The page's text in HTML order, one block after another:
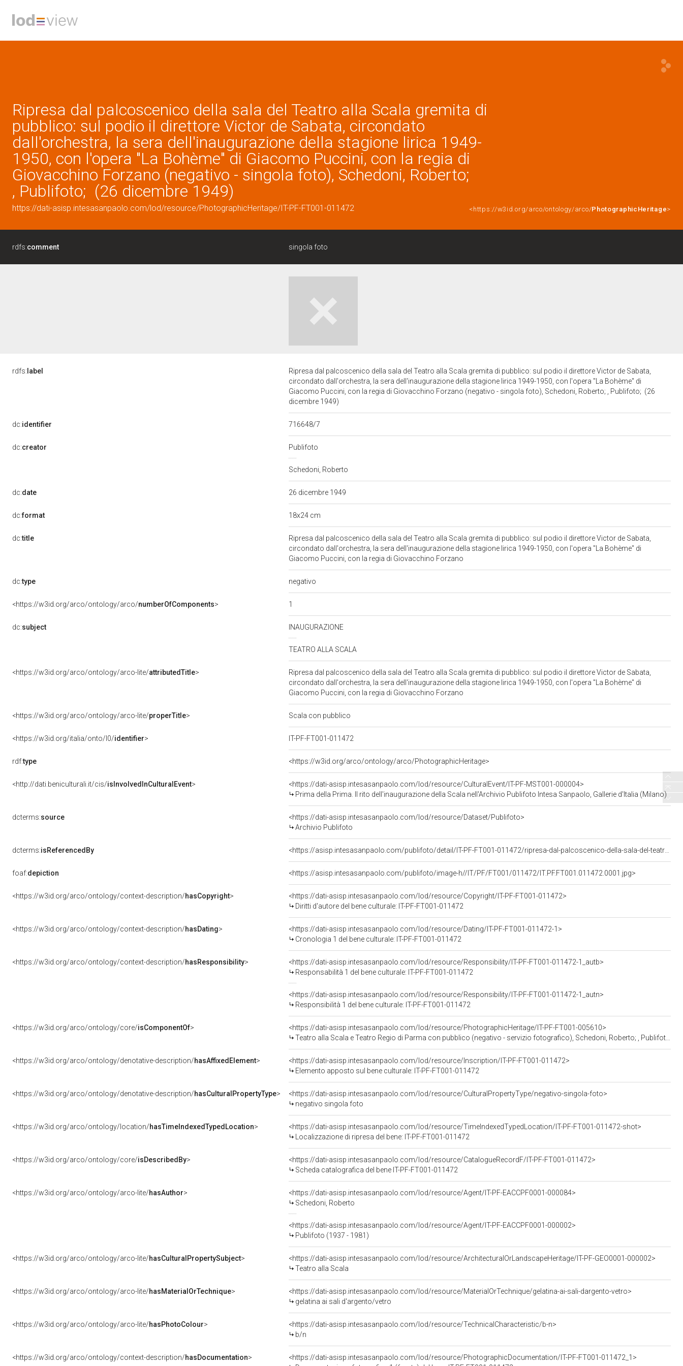
Ripresa dal palcoscenico della sala del Teatro alla Scala gremita di
pubblico: sul podio il direttore Victor de Sabata, circondato
dall'orchestra, la sera dell'inaugurazione della stagione lirica 1949-
1950, con l'opera "La Bohème" di Giacomo Puccini, con la regia di
Giovacchino Forzano (negativo - singola foto), Schedoni, Roberto;
, Publifoto; (26 dicembre 1949)
https://dati-asisp.intesasanpaolo.com/lod/resource/PhotographicHeritage/IT-PF-FT001-011472 <https://w3id.org/arco/ontology/arco/PhotographicHeritage>
rdfs:comment singola foto
rdfs: label
Ripresa dal palcoscenico della sala del Teatro alla Scala gremita di pubblico: sul podio il direttore Victor de Sabata,
circondato dall'orchestra, la sera dell'inaugurazione della stagione lirica 1949-1950, con l'opera "La Bohème" di
Giacomo Puccini, con la regia di Giovacchino Forzano (negativo - singola foto), Schedoni, Roberto; , Publifoto; (26
dicembre 1949)
dc:identifier 716648/7
dc:creator Publifoto
Schedoni, Roberto
dc:date 26 dicembre 1949
dc:format 18x24 cm
dc:title
Ripresa dal palcoscenico della sala del Teatro alla Scala gremita di pubblico: sul podio il direttore Victor de Sabata,
circondato dall'orchestra, la sera dell'inaugurazione della stagione lirica 1949-1950, con l'opera "La Bohème" di
Giacomo Puccini, con la regia di Giovacchino Forzano
dc:type negativo
<https://w3id.org/arco/ontology/arco/numberOfComponents> 1
dc:subject INAUGURAZIONE
TEATRO ALLA SCALA
<https://w3id.org/arco/ontology/arco-lite/attributedTitle>
Ripresa dal palcoscenico della sala del Teatro alla Scala gremita di pubblico: sul podio il direttore Victor de Sabata,
circondato dall'orchestra, la sera dell'inaugurazione della stagione lirica 1949-1950, con l'opera "La Bohème" di
Giacomo Puccini, con la regia di Giovacchino Forzano
<https://w3id.org/arco/ontology/arco-lite/properTitle> Scala con pubblico
<https://w3id.org/italia/onto/l0/identifier> IT-PF-FT001-011472
rdf:type <https://w3id.org/arco/ontology/arco/PhotographicHeritage>
<http://dati.beniculturali.it/cis/isInvolvedInCulturalEvent>
<https://dati-asisp.intesasanpaolo.com/lod/resource/CulturalEvent/IT-PF-MST001-000004>
Prima della Prima. Il rito dell'inaugurazione della Scala nell'Archivio Publifoto Intesa Sanpaolo, Gallerie d'Italia (Milano)
dcterms:source
<https://dati-asisp.intesasanpaolo.com/lod/resource/Dataset/Publifoto>
Archivio Publifoto
dcterms:isReferencedBy
foaf:depiction <https://asisp.intesasanpaolo.com/publifoto/image-h//IT/PF/FT001/011472/IT.PF.FT001.011472.0001.jpg>
<https://w3id.org/arco/ontology/context-description/hasCopyright>
<https://dati-asisp.intesasanpaolo.com/lod/resource/Copyright/IT-PF-FT001-011472>
Diritti d'autore del bene culturale: IT-PF-FT001-011472
<https://w3id.org/arco/ontology/context-description/hasDating>
<https://dati-asisp.intesasanpaolo.com/lod/resource/Dating/IT-PF-FT001-011472-1>
Cronologia 1 del bene culturale: IT-PF-FT001-011472
<https://w3id.org/arco/ontology/context-description/hasResponsibility>
<https://dati-asisp.intesasanpaolo.com/lod/resource/Responsibility/IT-PF-FT001-011472-1_autb>
Responsabilità 1 del bene culturale: IT-PF-FT001-011472
<https://dati-asisp.intesasanpaolo.com/lod/resource/Responsibility/IT-PF-FT001-011472-1_autn>
Responsibilità 1 del bene culturale: IT-PF-FT001-011472
<https://w3id.org/arco/ontology/core/isComponentOf>
<https://dati-asisp.intesasanpaolo.com/lod/resource/PhotographicHeritage/IT-PF-FT001-005610>
Teatro alla Scala e Teatro Regio di Parma con pubblico (negativo - servizio fotografico), Schedoni, Roberto; , Publifoto; (1949)
<https://w3id.org/arco/ontology/denotative-description/hasAffixedElement>
<https://dati-asisp.intesasanpaolo.com/lod/resource/Inscription/IT-PF-FT001-011472>
Elemento apposto sul bene culturale: IT-PF-FT001-011472
<https://w3id.org/arco/ontology/denotative-description/hasCulturalPropertyType>
<https://dati-asisp.intesasanpaolo.com/lod/resource/CulturalPropertyType/negativo-singola-foto>
negativo singola foto
<https://w3id.org/arco/ontology/location/hasTimeIndexedTypedLocation>
<https://dati-asisp.intesasanpaolo.com/lod/resource/TimeIndexedTypedLocation/IT-PF-FT001-011472-shot>
Localizzazione di ripresa del bene: IT-PF-FT001-011472
<https://w3id.org/arco/ontology/core/isDescribedBy>
<https://dati-asisp.intesasanpaolo.com/lod/resource/CatalogueRecordF/IT-PF-FT001-011472>
Scheda catalografica del bene IT-PF-FT001-011472
<https://w3id.org/arco/ontology/arco-lite/hasAuthor>
<https://dati-asisp.intesasanpaolo.com/lod/resource/Agent/IT-PF-EACCPF0001-000084>
Schedoni, Roberto
<https://dati-asisp.intesasanpaolo.com/lod/resource/Agent/IT-PF-EACCPF0001-000002>
Publifoto (1937 - 1981)
<https://w3id.org/arco/ontology/arco-lite/hasCulturalPropertySubject>
<https://dati-asisp.intesasanpaolo.com/lod/resource/ArchitecturalOrLandscapeHeritage/IT-PF-GEO0001-000002>
Teatro alla Scala
<https://w3id.org/arco/ontology/arco-lite/hasMaterialOrTechnique>
<https://dati-asisp.intesasanpaolo.com/lod/resource/MaterialOrTechnique/gelatina-ai-sali-dargento-vetro>
gelatina ai sali d'argento/vetro
<https://w3id.org/arco/ontology/arco-lite/hasPhotoColour>
<https://dati-asisp.intesasanpaolo.com/lod/resource/TechnicalCharacteristic/b-n>
b/n
<https://w3id.org/arco/ontology/context-description/hasDocumentation>
<https://dati-asisp.intesasanpaolo.com/lod/resource/PhotographicDocumentation/IT-PF-FT001-011472_1>